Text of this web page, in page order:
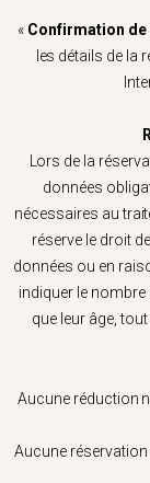
« Confirmation
les détails de la
Lors de la
données
nécessaires au
réserve le droit
données ou en
indiquer le
que leur âge,
Aucune réduction
Aucune